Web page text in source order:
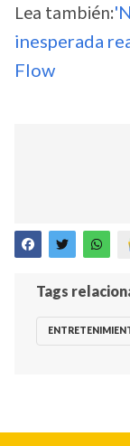
Lea también:
inesperada
Flow
Tags